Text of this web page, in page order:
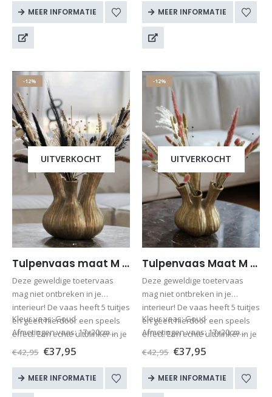
daarna aangekleed met een
schitterende glanzende laag.
Alice is voorzien…
MEER INFORMATIE
daarna aangekleed met een
schitterende glanzende laag.
Alice is voorzien…
MEER INFORMATIE
-12%
UITVERKOCHT
Tulpenvaas maat M met droogbloemen
Deze geweldige toetervaas
mag niet ontbreken in je
interieur! De vaas heeft 5 tuitjes
en geeft hierdoor een speels
effect. Een echte uitblinker in je
interieur!
Kleur vaas: Goud
Afmetingen vaas: 17x20cm
€42,95 €37,95
MEER INFORMATIE
-12%
UITVERKOCHT
Tulpenvaas Maat M met droogbloemen
Deze geweldige toetervaas
mag niet ontbreken in je
interieur! De vaas heeft 5 tuitjes
en geeft hierdoor een speels
effect. Een echte uitblinker in je
interieur!
Kleur vaas: Goud
Afmetingen vaas: 17x20cm
€42,95 €37,95
MEER INFORMATIE